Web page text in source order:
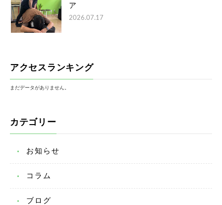
ア
2026.07.17
アクセスランキング
まだデータがありません。
カテゴリー
お知らせ
コラム
ブログ